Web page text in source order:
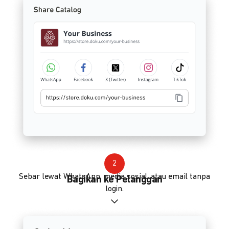
2
Bagikan ke Pelanggan
Sebar lewat WhatsApp, media sosial, atau email tanpa
login.